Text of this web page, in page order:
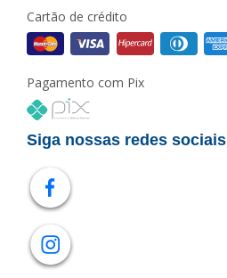
Cartão de crédito
Pagamento com Pix
Siga nossas redes sociais